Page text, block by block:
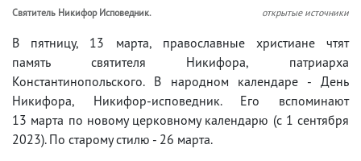
Свя­ти­тель Ни­ки­фор Ис­по­вед­ник. открытые источники
В пятницу, 13 марта, православные христиане чтят
память святителя Никифора, патриарха
Константинопольского. В народном календаре - День
Никифора, Никифор-исповедник. Его вспоминают
13 марта по новому церковному календарю (с 1 сентября
2023). По старому стилю - 26 марта.